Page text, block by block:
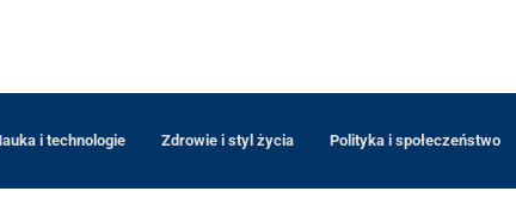
i technologie Zdrowie i styl życia Polityka i społeczeństwo